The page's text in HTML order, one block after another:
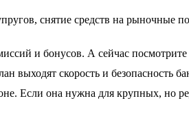
снятие средств на рыночные
и бонусов. А сейчас
выходят скорость и безопасность
Если она нужна для крупных, но